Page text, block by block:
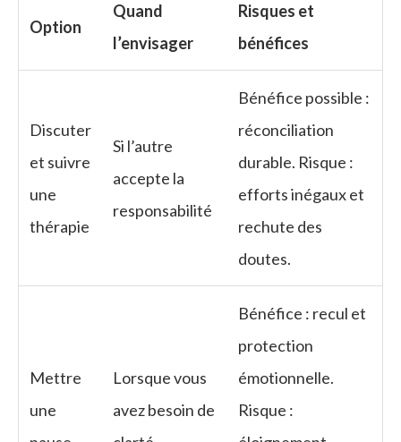
Option
Quand
l’envisager
Risques et
bénéfices
Discuter
et suivre
une
thérapie
Si l’autre
accepte la
responsabilité
Bénéfice possible :
réconciliation
durable. Risque :
efforts inégaux et
rechute des
doutes.
Mettre
une
Lorsque vous
avez besoin de
Bénéfice : recul et
protection
émotionnelle.
Risque :